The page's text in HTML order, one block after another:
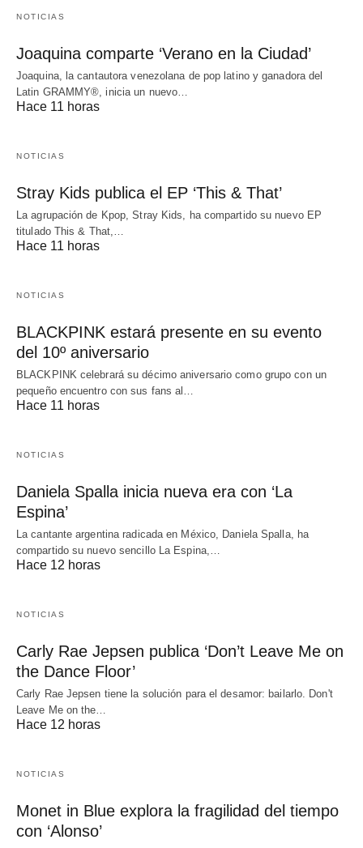
NOTICIAS
Joaquina comparte ‘Verano en la Ciudad’
Joaquina, la cantautora venezolana de pop latino y ganadora del
Latin GRAMMY®, inicia un nuevo…
Hace 11 horas
NOTICIAS
Stray Kids publica el EP ‘This & That’
La agrupación de Kpop, Stray Kids, ha compartido su nuevo EP
titulado This & That,…
Hace 11 horas
NOTICIAS
BLACKPINK estará presente en su evento
del 10º aniversario
BLACKPINK celebrará su décimo aniversario como grupo con un
pequeño encuentro con sus fans al…
Hace 11 horas
NOTICIAS
Daniela Spalla inicia nueva era con ‘La
Espina’
La cantante argentina radicada en México, Daniela Spalla, ha
compartido su nuevo sencillo La Espina,…
Hace 12 horas
NOTICIAS
Carly Rae Jepsen publica ‘Don’t Leave Me on
the Dance Floor’
Carly Rae Jepsen tiene la solución para el desamor: bailarlo. Don't
Leave Me on the…
Hace 12 horas
NOTICIAS
Monet in Blue explora la fragilidad del tiempo
con ‘Alonso’